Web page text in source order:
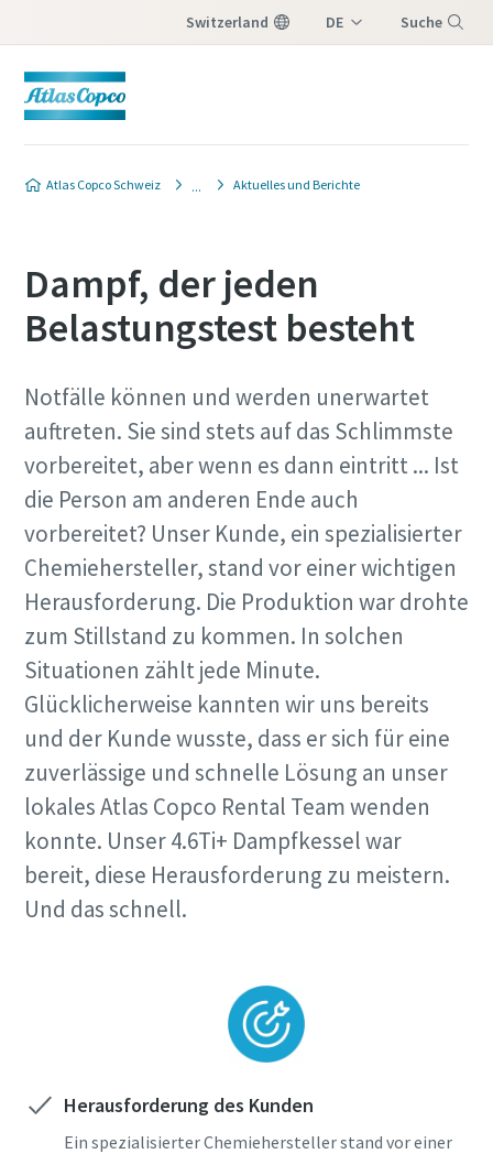
Switzerland DE Suche
Atlas Copco Schweiz Aktuelles und Berichte
Dampf, der jeden
Belastungstest besteht
Notfälle können und werden unerwartet
auftreten. Sie sind stets auf das Schlimmste
vorbereitet, aber wenn es dann eintritt ... Ist
die Person am anderen Ende auch
vorbereitet? Unser Kunde, ein spezialisierter
Chemiehersteller, stand vor einer wichtigen
Herausforderung. Die Produktion war drohte
zum Stillstand zu kommen. In solchen
Situationen zählt jede Minute.
Glücklicherweise kannten wir uns bereits
und der Kunde wusste, dass er sich für eine
zuverlässige und schnelle Lösung an unser
lokales Atlas Copco Rental Team wenden
konnte. Unser 4.6Ti+ Dampfkessel war
bereit, diese Herausforderung zu meistern.
Und das schnell.
Herausforderung des Kunden
Ein spezialisierter Chemiehersteller stand vor einer